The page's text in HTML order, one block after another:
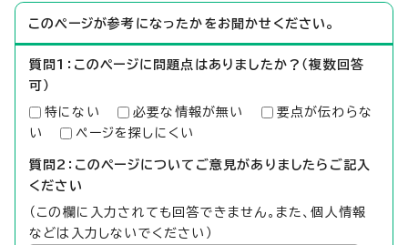
このページが参考になったかをお聞かせください。
質問1：このページに問題点はありましたか？（複数回答
可）
特にない 必要な情報が無い
要点が伝わらな
い
ページを探しにくい
質問2：このページについてご意見がありましたらご記入
ください
（この欄に入力されても回答できません。また、個人情報
などは入力しないでください）